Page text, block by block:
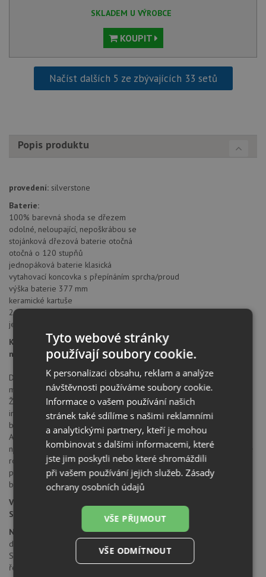
SKLADEM U VÝROBCE
KOUPIT
Načíst dalších 5 ze zbývajících 33 setů
Popis produktu
provedení: silverstone
Baterie:
100% barevná shoda se dřezem
odolné, neloupající, nepoškrábou se
stojánková dřezová baterie otočná
otočná o 120 stupňů
jednopáková baterie klasická
vytahovací koncovka s přepínáním sprcha/proud
výška baterie 377 mm
keramické kartuše
2 pružné propojovací hadice o délce 450 mm
je zapotřebí otvor o průměru 35 mm
Kuchyňské armatury SCHOCK - funkčnost a komfort pro
nejvyšší nároky
Dokonalá symetrie baterie a dřezu v perfektní barevné i
materiálové harmonii. V tom spočívá zvláštní síla baterií Schock.
Žádné barevné odchylky. Naprosto identické barvy. Vytvořeno
inovační patentovanou technologií vyvinutou firmou Schock. Objímka
baterie z materiálu Cristadur® ve stejném provedení jako dřez.
Absolutně nárazuvzdorné, extrémně odolné. Žádný kontakt
nezanechá stopy. Absolutně vodovzdorné, neloupající se, mimořádně
robustní, houževnaté a odolné vůči vrypu. Díky tomu všemu
perfektně odolává v každodenním používání. Takže oprýskané
barevné baterie jsou již věcí minulosti.
Všechny barvy baterií Schock cristalite skvěle doplňují dřezy
Schock ve stejném provedení.
Německá značka Schockv sobě zahrnuje tradici a vývoj trvající
déle než 80 let. Již od roku 1924, kdy byla založena společnost
Schock, byla historie společnosti založena na úspěchu inovativních
řešení. V roce 1979 byla firma Schock první v Evropě, kdo začal
Tyto webové stránky
používají soubory cookie.
K personalizaci obsahu, reklam a analýze
návštěvnosti používáme soubory cookie.
Informace o vašem používání našich
stránek také sdílíme s našimi reklamními
a analytickými partnery, kteří je mohou
kombinovat s dalšími informacemi, které
jste jim poskytli nebo které shromáždili
při vašem používání jejich služeb.Zásady
ochrany osobních údajů
VŠE PŘIJMOUT
VŠE ODMÍTNOUT